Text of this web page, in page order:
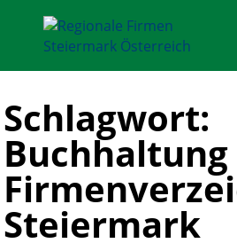
Schlagwort:
Buchhaltung
Steiermark